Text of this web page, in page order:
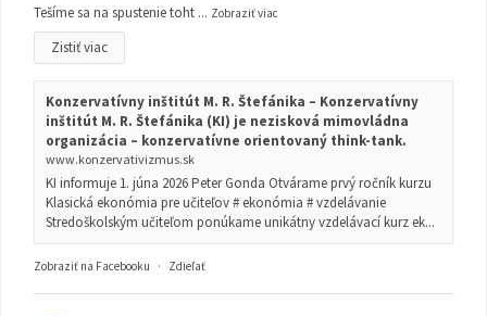
Tešíme sa na spustenie toht ... Zobraziť viac
Zistiť viac
Konzervatívny inštitút M. R. Štefánika – Konzervatívny
inštitút M. R. Štefánika (KI) je nezisková mimovládna
organizácia – konzervatívne orientovaný think-tank.
www.konzervativizmus.sk
KI informuje 1. júna 2026 Peter Gonda Otvárame prvý ročník kurzu
Klasická ekonómia pre učiteľov # ekonómia # vzdelávanie
Stredoškolským učiteľom ponúkame unikátny vzdelávací kurz ek...
Zobraziť na Facebooku · Zdieľať